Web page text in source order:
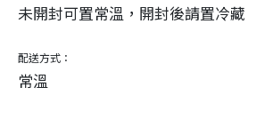
未開封可置常溫，開封後請置冷藏
配送方式：
常溫